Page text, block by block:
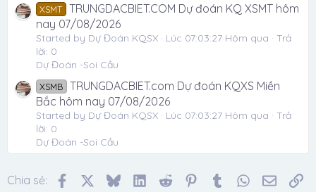
XSMT TRUNGDACBIET.COM Dự đoán KQ XSMT hôm
nay 07/08/2026
Started by Dự Đoán KQSX Lúc 07:03:27 Hôm qua
Trả
lời: 0
Dự Đoán -Soi Cầu
XSMB
TRUNGDACBIET.com Dự đoán KQXS Miền
Bắc hôm nay 07/08/2026
Started by Dự Đoán KQSX Lúc 07:03:27 Hôm qua
Trả
lời: 0
Dự Đoán -Soi Cầu
Chia sẻ: FacebookBlueskyLinkedIn
Reddit Pinterest
Tumblr WhatsApp
Email